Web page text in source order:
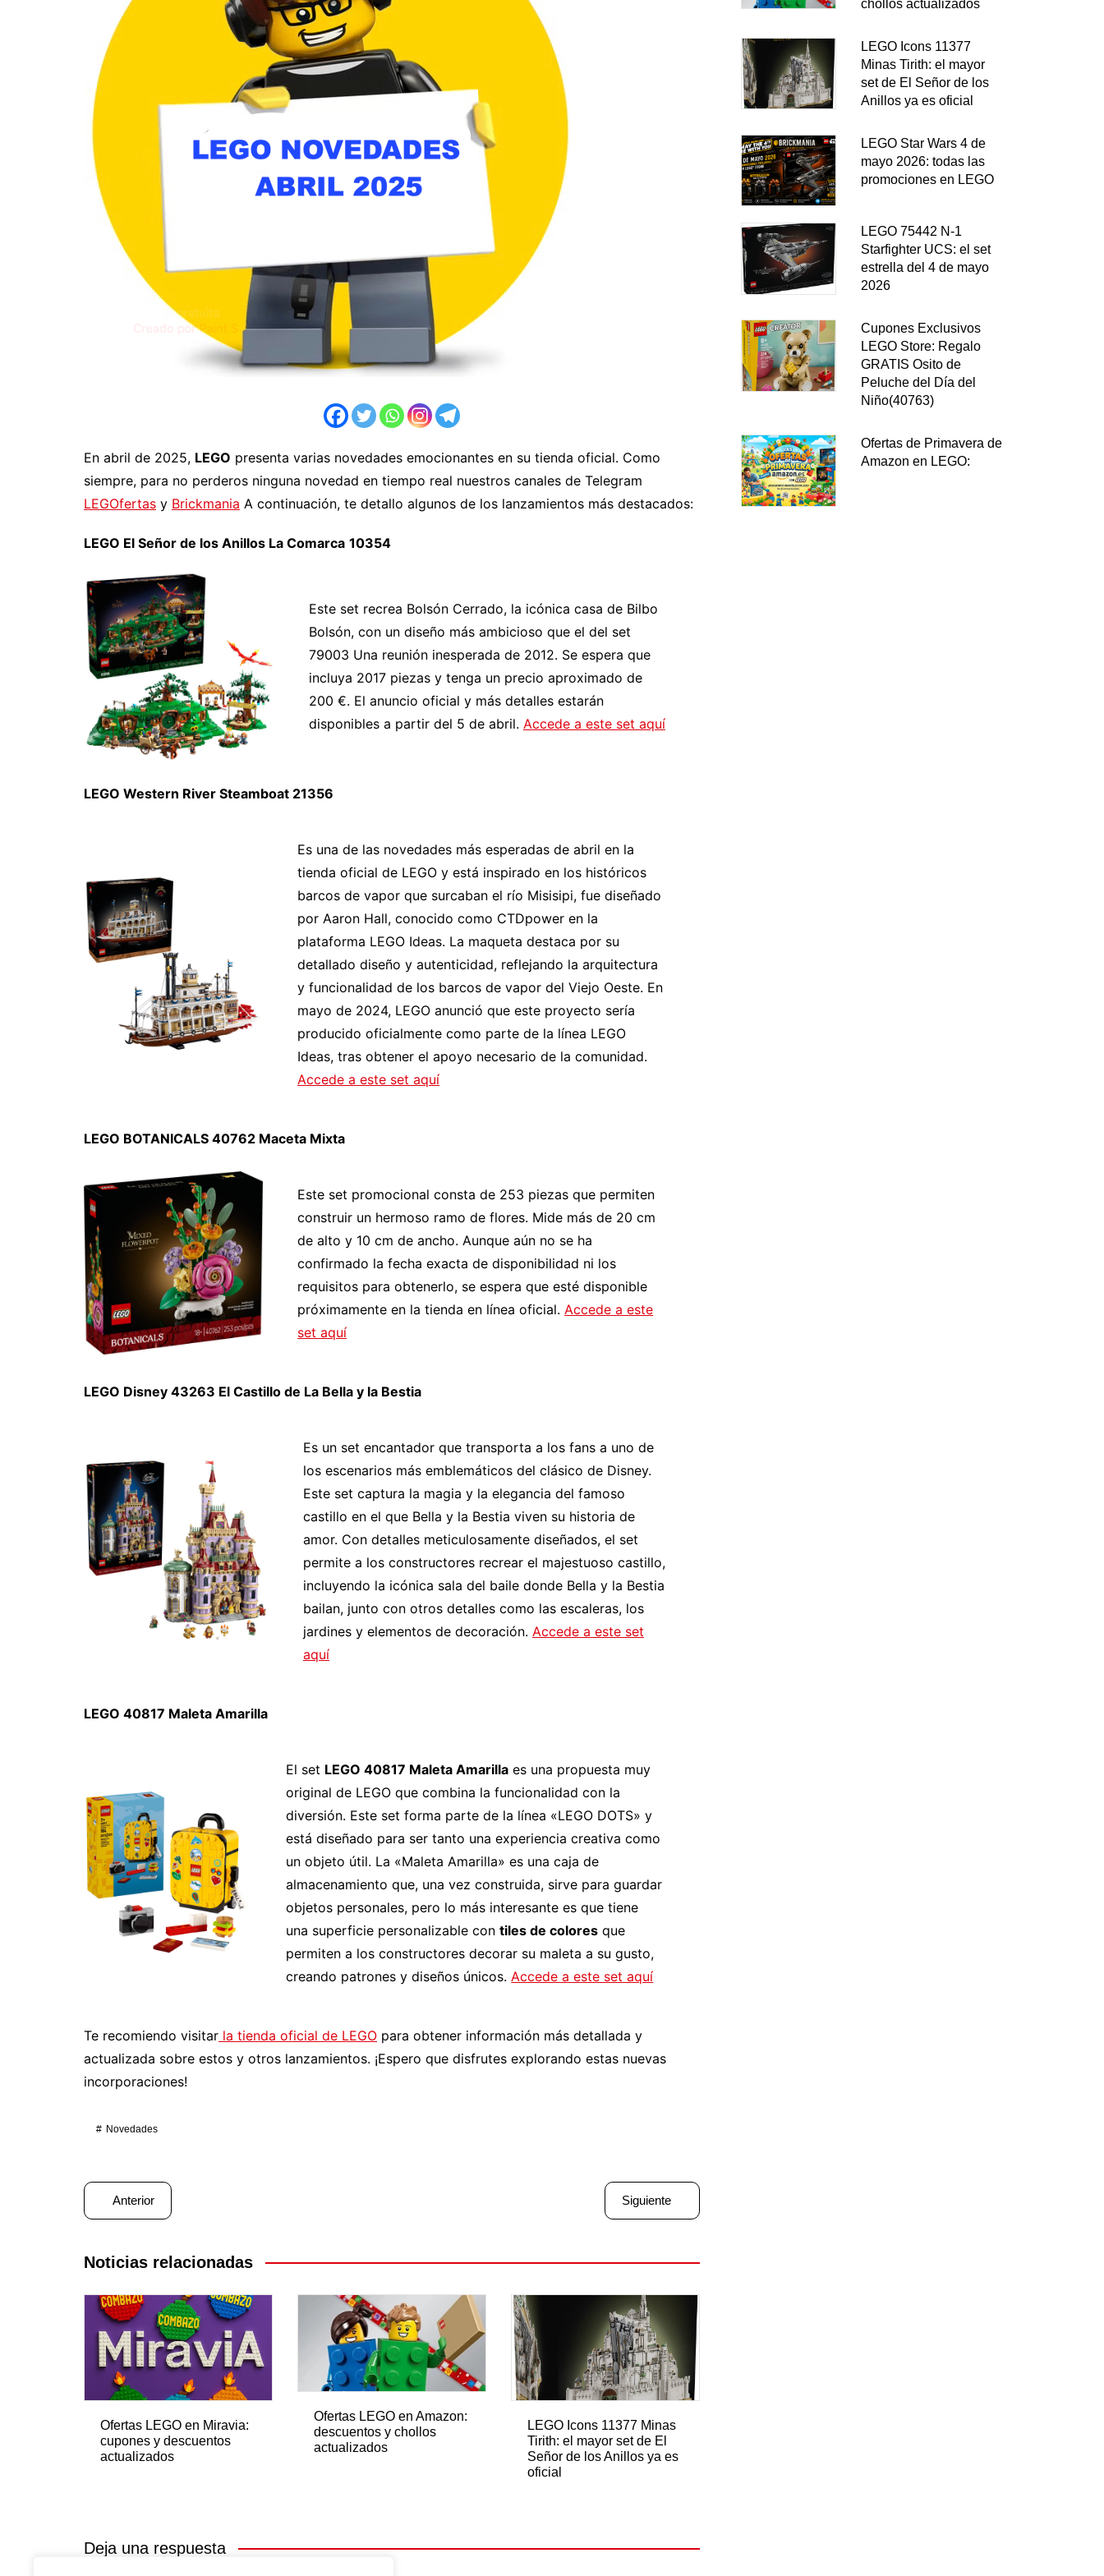
En abril de 2025, LEGO presenta varias novedades emocionantes en su tienda oficial. Como
siempre, para no perderos ninguna novedad en tiempo real nuestros canales de Telegram
LEGOfertas y Brickmania A continuación, te detallo algunos de los lanzamientos más destacados:​
LEGO El Señor de los Anillos La Comarca 10354
Este set recrea Bolsón Cerrado, la icónica casa de Bilbo
Bolsón, con un diseño más ambicioso que el del set
79003 Una reunión inesperada de 2012. Se espera que
incluya 2017 piezas y tenga un precio aproximado de
200 €. El anuncio oficial y más detalles estarán
disponibles a partir del 5 de abril. Accede a este set aquí
LEGO Western River Steamboat 21356
Es una de las novedades más esperadas de abril en la
tienda oficial de LEGO y está inspirado en los históricos
barcos de vapor que surcaban el río Misisipi, fue diseñado
por Aaron Hall, conocido como CTDpower en la
plataforma LEGO Ideas. La maqueta destaca por su
detallado diseño y autenticidad, reflejando la arquitectura
y funcionalidad de los barcos de vapor del Viejo Oeste. En
mayo de 2024, LEGO anunció que este proyecto sería
producido oficialmente como parte de la línea LEGO
Ideas, tras obtener el apoyo necesario de la comunidad.
Accede a este set aquí
LEGO BOTANICALS 40762 Maceta Mixta
Este set promocional consta de 253 piezas que permiten
construir un hermoso ramo de flores. Mide más de 20 cm
de alto y 10 cm de ancho. Aunque aún no se ha
confirmado la fecha exacta de disponibilidad ni los
requisitos para obtenerlo, se espera que esté disponible
próximamente en la tienda en línea oficial. Accede a este
set aquí
LEGO Disney 43263 El Castillo de La Bella y la Bestia
Es un set encantador que transporta a los fans a uno de
los escenarios más emblemáticos del clásico de Disney.
Este set captura la magia y la elegancia del famoso
castillo en el que Bella y la Bestia viven su historia de
amor. Con detalles meticulosamente diseñados, el set
permite a los constructores recrear el majestuoso castillo,
incluyendo la icónica sala del baile donde Bella y la Bestia
bailan, junto con otros detalles como las escaleras, los
jardines y elementos de decoración. Accede a este set
aquí
LEGO 40817 Maleta Amarilla
El set LEGO 40817 Maleta Amarilla es una propuesta muy
original de LEGO que combina la funcionalidad con la
diversión. Este set forma parte de la línea «LEGO DOTS» y
está diseñado para ser tanto una experiencia creativa como
un objeto útil. La «Maleta Amarilla» es una caja de
almacenamiento que, una vez construida, sirve para guardar
objetos personales, pero lo más interesante es que tiene
una superficie personalizable contiles de colores que
permiten a los constructores decorar su maleta a su gusto,
creando patrones y diseños únicos. Accede a este set aquí
Te recomiendo visitar la tienda oficial de LEGO para obtener información más detallada y
actualizada sobre estos y otros lanzamientos. ¡Espero que disfrutes explorando estas nuevas
incorporaciones!
Novedades
Navegación
de
entradas
Anterior Siguiente
Noticias relacionadas
Ofertas LEGO en Miravia:
cupones y descuentos
actualizados
Ofertas LEGO en Amazon:
descuentos y chollos
actualizados
LEGO Icons 11377 Minas
Tirith: el mayor set de El
Señor de los Anillos ya es
oficial
Deja una respuesta
chollos actualizados
LEGO Icons 11377
Minas Tirith: el mayor
set de El Señor de los
Anillos ya es oficial
LEGO Star Wars 4 de
mayo 2026: todas las
promociones en LEGO
LEGO 75442 N-1
Starfighter UCS: el set
estrella del 4 de mayo
2026
Cupones Exclusivos
LEGO Store: Regalo
GRATIS Osito de
Peluche del Día del
Niño(40763)
Ofertas de Primavera de
Amazon en LEGO: